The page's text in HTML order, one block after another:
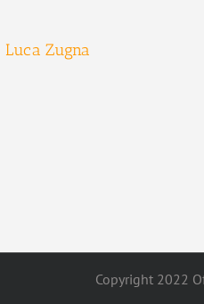
Luca Zugna
Copyright 2022